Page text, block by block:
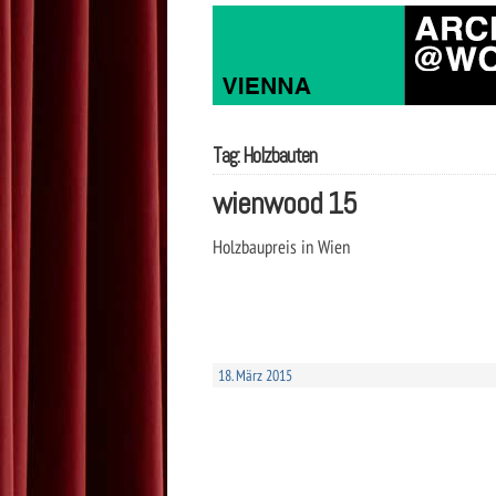
Tag: Holzbauten
wienwood 15
Holzbaupreis in Wien
18. März 2015